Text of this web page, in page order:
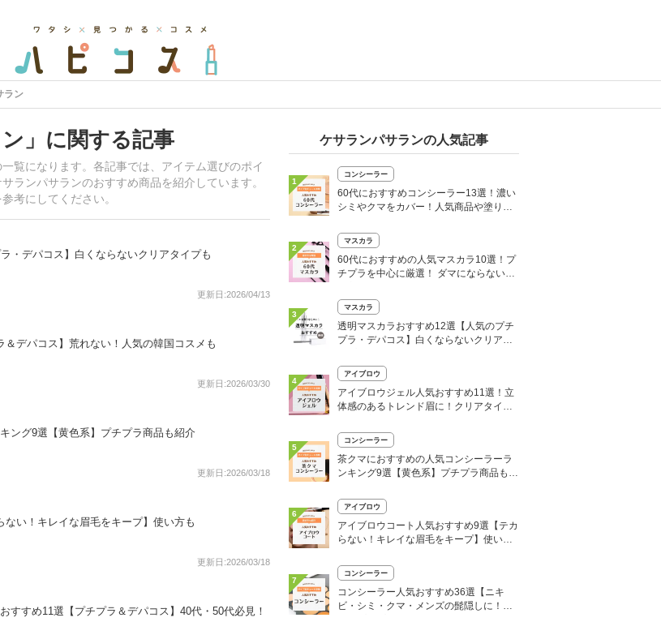
ラン
」に関する記事
覧になります。各記事では、アイテム選びのポイ
ランパサランのおすすめ商品を紹介しています。
考にしてください。
・デパコス】白くならないクリアタイプも
更新日:2026/04/13
デパコス】荒れない！人気の韓国コスメも
更新日:2026/03/30
ング9選【黄色系】プチプラ商品も紹介
更新日:2026/03/18
い！キレイな眉毛をキープ】使い方も
更新日:2026/03/18
すすめ11選【プチプラ＆デパコス】40代・50代必見！
ケサランパサランの人気記事
1
コンシーラー
60代におすすめコンシーラー13選！濃い
シミやクマをカバー！人気商品や塗り方
2
マスカラ
60代におすすめの人気マスカラ10選！プ
チプラを中心に厳選！ ダマにならない塗
3
マスカラ
透明マスカラおすすめ12選【人気のプチ
プラ・デパコス】白くならないクリアタ
4
アイブロウ
アイブロウジェル人気おすすめ11選！立
体感のあるトレンド眉に！クリアタイプ
5
コンシーラー
茶クマにおすすめの人気コンシーラーラ
ンキング9選【黄色系】プチプラ商品も紹
6
アイブロウ
アイブロウコート人気おすすめ9選【テカ
らない！キレイな眉毛をキープ】使い方
7
コンシーラー
コンシーラー人気おすすめ36選【ニキ
ビ・シミ・クマ・メンズの髭隠しに！】